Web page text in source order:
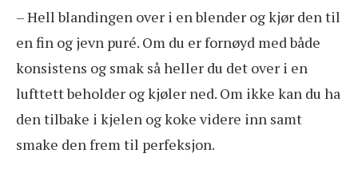
– Hell blandingen over i en blender og kjør den til
en fin og jevn puré. Om du er fornøyd med både
konsistens og smak så heller du det over i en
lufttett beholder og kjøler ned. Om ikke kan du ha
den tilbake i kjelen og koke videre inn samt
smake den frem til perfeksjon.